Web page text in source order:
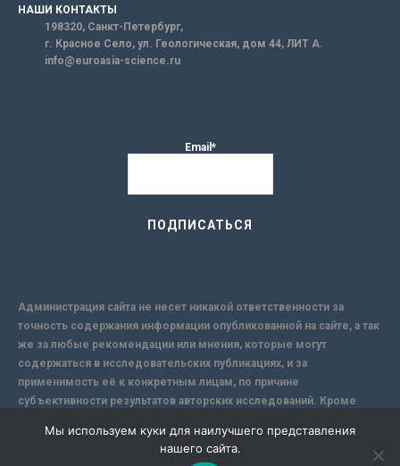
НАШИ КОНТАКТЫ
198320, Санкт-Петербург,
г. Красное Село, ул. Геологическая, дом 44, ЛИТ А.
info@euroasia-science.ru
Email*
Администрация сайта не несет никакой ответственности за
точность содержания информации опубликованной на сайте, а так
же за любые рекомендации или мнения, которые могут
содержаться в исследовательских публикациях, и за
применимость её к конкретным лицам, по причине
субъективности результатов авторских исследований. Кроме
надежной защиты информации, Сайт не несет ответственности за
Мы используем куки для наилучшего представления
нашего сайта.